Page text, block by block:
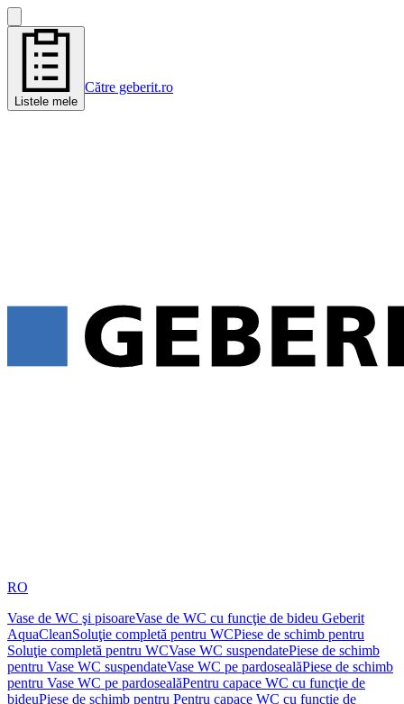
Listele mele
Către geberit.ro
RO
Vase de WC şi pisoareVase de WC cu funcţie de bideu Geberit
AquaCleanSoluţie completă pentru WCPiese de schimb pentru
Soluţie completă pentru WCVase WC suspendatePiese de schimb
pentru Vase WC suspendateVase WC pe pardosealăPiese de schimb
pentru Vase WC pe pardosealăPentru capace WC cu funcţie de
bideuPiese de schimb pentru Pentru capace WC cu funcţie de